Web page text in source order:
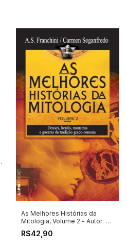
As Melhores Histórias da
Mitologia, Volume 2 - Autor: A.
S. Franchini / Carmen
Seganfredo (2024) [novo]
R$42,90